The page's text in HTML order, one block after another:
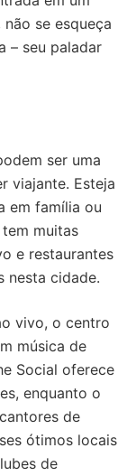
se esqueça
– seu paladar
ser uma
viajante. Esteja
em família ou
muitas
e restaurantes
nesta cidade.
vivo, o centro
música de
Social oferece
enquanto o
de
ótimos locais
de